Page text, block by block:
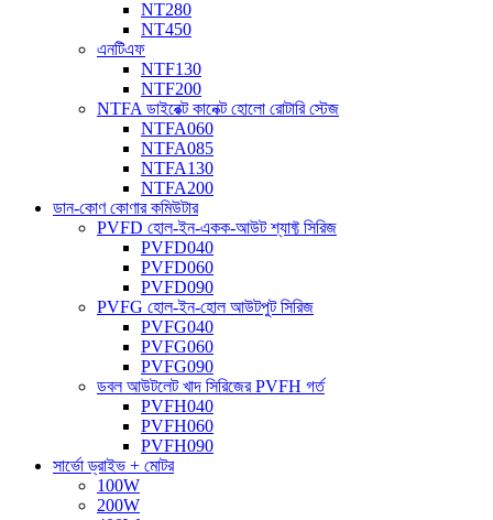
NT280
NT450
এনটিএফ
NTF130
NTF200
NTFA ডাইরেক্ট কানেক্ট হোলো রোটারি স্টেজ
NTFA060
NTFA085
NTFA130
NTFA200
ডান-কোণ কোণার কমিউটার
PVFD হোল-ইন-একক-আউট শ্যাফ্ট সিরিজ
PVFD040
PVFD060
PVFD090
PVFG হোল-ইন-হোল আউটপুট সিরিজ
PVFG040
PVFG060
PVFG090
ডবল আউটলেট খাদ সিরিজের PVFH গর্ত
PVFH040
PVFH060
PVFH090
সার্ভো ড্রাইভ + মোটর
100W
200W